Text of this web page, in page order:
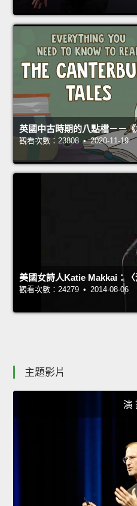
英國中古時期的八點檔－－
觀看次數：23808 • 2020-11-19
美國女詩人Katie Makkai：〈
觀看次數：24279 • 2014-08-06
主題影片
演